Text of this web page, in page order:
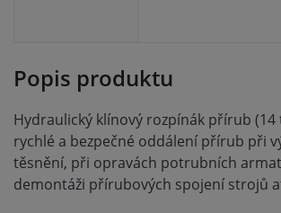
Popis produktu
Hydraulický klínový rozpínák přírub (14
rychlé a bezpečné oddálení přírub při
těsnění, při opravách potrubních
demontáži přírubových spojení strojů